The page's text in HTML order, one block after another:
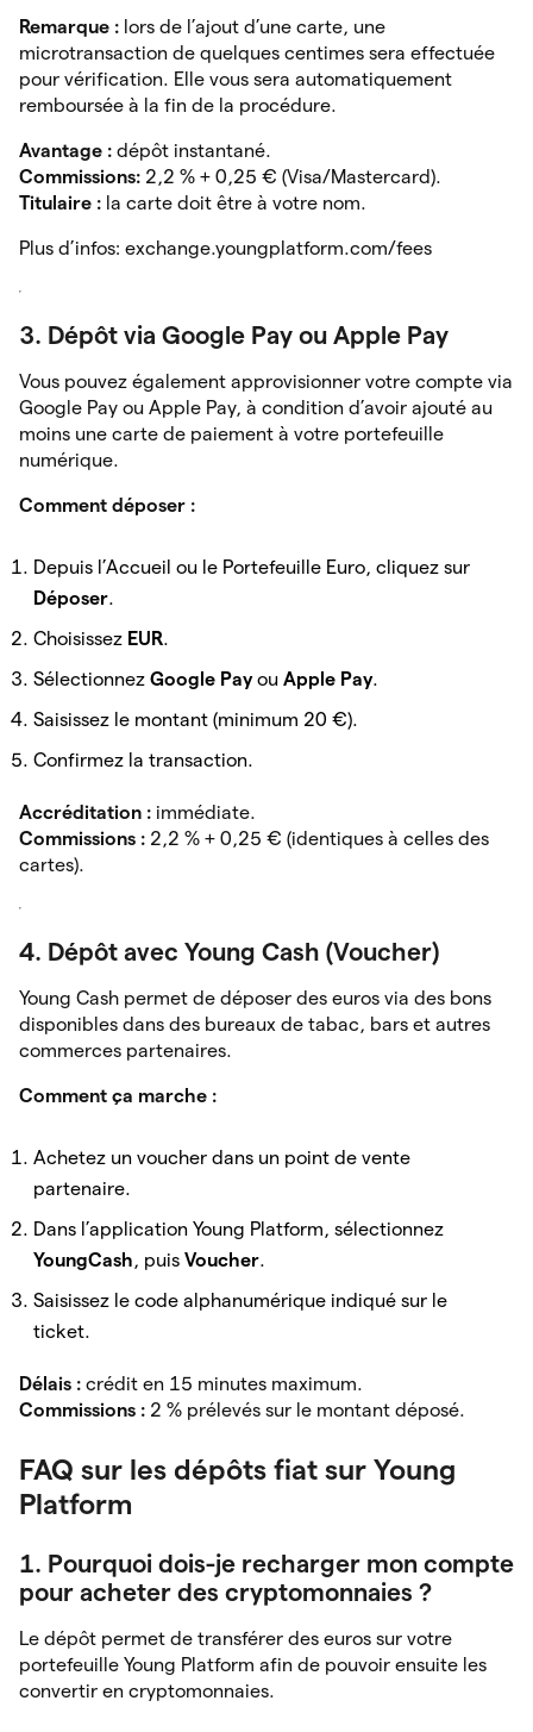
Remarque : lors de l’ajout d’une carte, une
microtransaction de quelques centimes sera effectuée
pour vérification. Elle vous sera automatiquement
remboursée à la fin de la procédure.
Avantage : dépôt instantané.
Commissions: 2,2 % + 0,25 € (Visa/Mastercard).
Titulaire : la carte doit être à votre nom.
Plus d’infos: exchange.youngplatform.com/fees
3. Dépôt via Google Pay ou Apple Pay
Vous pouvez également approvisionner votre compte via
Google Pay ou Apple Pay, à condition d’avoir ajouté au
moins une carte de paiement à votre portefeuille
numérique.
Comment déposer :
Depuis l’Accueil ou le Portefeuille Euro, cliquez sur
Déposer.
Choisissez EUR.
Sélectionnez Google Payou Apple Pay.
Saisissez le montant (minimum 20 €).
Confirmez la transaction.
Accréditation : immédiate.
Commissions : 2,2 % + 0,25 € (identiques à celles des
cartes).
4. Dépôt avec Young Cash (Voucher)
Young Cash permet de déposer des euros via des bons
disponibles dans des bureaux de tabac, bars et autres
commerces partenaires.
Comment ça marche :
Achetez un voucher dans un point de vente
partenaire.
Dans l’application Young Platform, sélectionnez
YoungCash, puis Voucher.
Saisissez le code alphanumérique indiqué sur le
ticket.
Délais : crédit en 15 minutes maximum.
Commissions : 2 % prélevés sur le montant déposé.
FAQ sur les dépôts fiat sur Young
Platform
1. Pourquoi dois-je recharger mon compte
pour acheter des cryptomonnaies ?
Le dépôt permet de transférer des euros sur votre
portefeuille Young Platform afin de pouvoir ensuite les
convertir en cryptomonnaies.